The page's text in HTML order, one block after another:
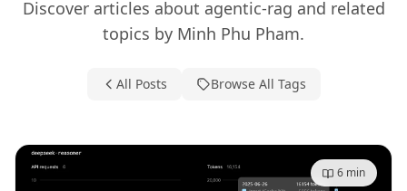
Discover articles about agentic-rag and related
topics by Minh Phu Pham.
All Posts Browse All Tags
6 min